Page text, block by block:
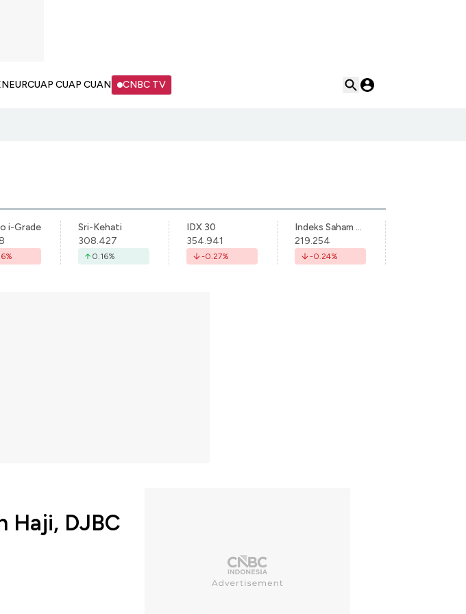
CUAP CUAP CUAN CNBC TV
i-Grade
%
Sri-Kehati
308.427
0.16%
IDX 30
354.941
-0.27%
Indeks Saham Syariah Indonesia
219.254
-0.24%
Haji, DJBC